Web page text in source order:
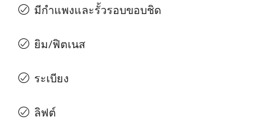
มีกําแพงและรั้วรอบขอบชิด
ยิม/ฟิตเนส
ระเบียง
ลิฟต์